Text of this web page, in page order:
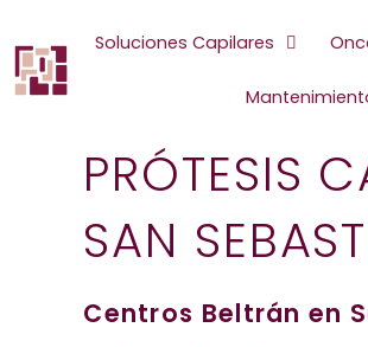
al
contenido
Soluciones Capilares
PRÓTESIS
SAN
Centros Beltrán en